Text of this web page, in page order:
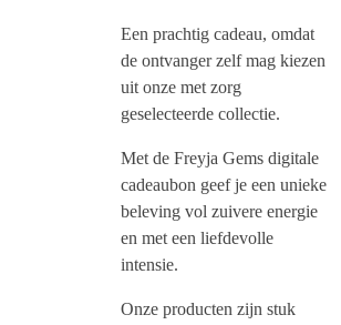
Een prachtig cadeau, omdat
de ontvanger zelf mag kiezen
uit onze met zorg
geselecteerde collectie.
Met de Freyja Gems digitale
cadeaubon geef je een unieke
beleving vol zuivere energie
en met een liefdevolle
intensie.
Onze producten zijn stuk